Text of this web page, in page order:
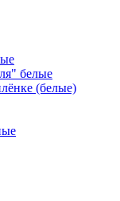
белые
(белые)